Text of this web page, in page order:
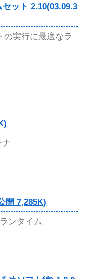
ット 2.10(03.09.3
の実行に最適なラ
ナ
開 7,285K)
ンタイム